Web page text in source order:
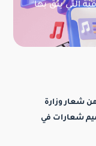
التي يثق بها
شعار وزارة
شعارات في